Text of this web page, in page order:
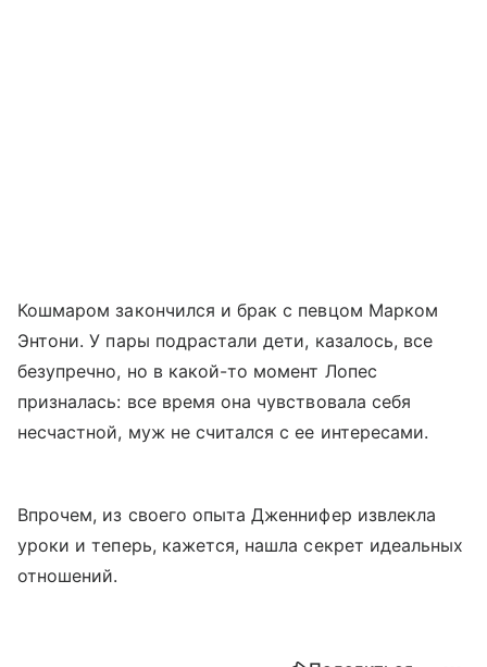
Кошмаром закончился и брак с певцом Марком
Энтони. У пары подрастали дети, казалось, все
безупречно, но в какой-то момент Лопес
призналась: все время она чувствовала себя
несчастной, муж не считался с ее интересами.
Впрочем, из своего опыта Дженнифер извлекла
уроки и теперь, кажется, нашла секрет идеальных
отношений.